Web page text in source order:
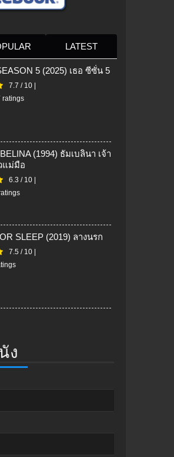
LATEST
5 (2025) เธอ ซีซั่น 5
7.7 / 10
ratings
(1994) ธัมเบลินา เจ้า
แม่มือ
6.3 / 10
SLEEP (2019) ลางนรก
7.5 / 10
ง